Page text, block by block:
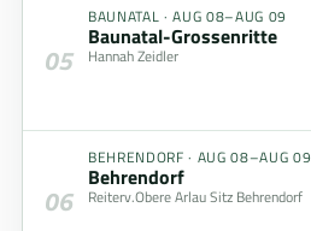
05
BAUNATAL ·AUG 08–AUG 09
Baunatal-Grossenritte
Hannah Zeidler
06
BEHRENDORF · AUG 08–AUG 09
Behrendorf
Reiterv.Obere Arlau Sitz Behrendorf